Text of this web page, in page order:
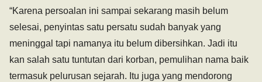
“Karena persoalan ini sampai sekarang masih belum
selesai, penyintas satu persatu sudah banyak yang
meninggal tapi namanya itu belum dibersihkan. Jadi itu
kan salah satu tuntutan dari korban, pemulihan nama baik
termasuk pelurusan sejarah. Itu juga yang mendorong